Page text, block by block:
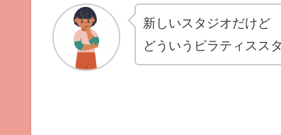
新しいスタジオだけど
どういうピラティスス